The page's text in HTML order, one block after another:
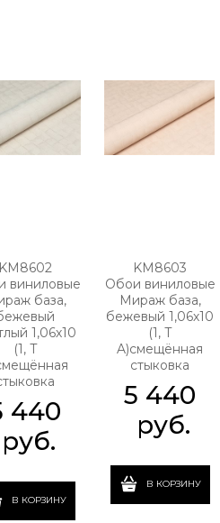
KM8602
виниловые
база,
1,06х10
(1, Т
440
руб.
В КОРЗИНУ
KM8603
Обои виниловые
Мираж база,
бежевый 1,06х10
(1, Т
A)смещённая
стыковка
5 440
руб.
В КОРЗИНУ